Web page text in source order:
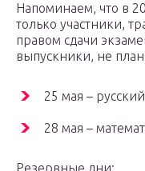
Напоминаем, что в
только участники,
правом сдачи
выпускники, не
25 мая –
28 мая –
Резервные дни: